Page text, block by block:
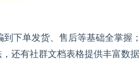
下单发货、售后等基础全掌握；
还有社群文档表格提供丰富数据